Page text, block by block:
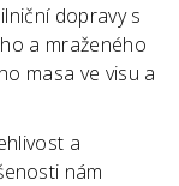
dopravy s
a mraženého
masa ve visu a
a
nám